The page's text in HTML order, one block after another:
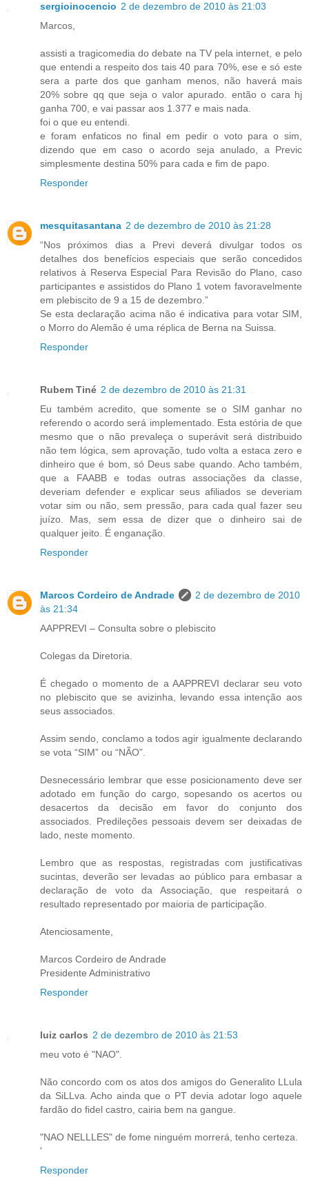
sergioinocencio 2 de dezembro de 2010 às 21:03
Marcos,
assisti a tragicomedia do debate na TV pela internet, e pelo
que entendi a respeito dos tais 40 para 70%, ese e só este
sera a parte dos que ganham menos, não haverá mais
20% sobre qq que seja o valor apurado. então o cara hj
ganha 700, e vai passar aos 1.377 e mais nada.
foi o que eu entendi.
e foram enfaticos no final em pedir o voto para o sim,
dizendo que em caso o acordo seja anulado, a Previc
simplesmente destina 50% para cada e fim de papo.
Responder
mesquitasantana 2 de dezembro de 2010 às 21:28
“Nos próximos dias a Previ deverá divulgar todos os
detalhes dos benefícios especiais que serão concedidos
relativos à Reserva Especial Para Revisão do Plano, caso
participantes e assistidos do Plano 1 votem favoravelmente
em plebiscito de 9 a 15 de dezembro.”
Se esta declaração acima não é indicativa para votar SIM,
o Morro do Alemão é uma réplica de Berna na Suissa.
Responder
Rubem Tiné 2 de dezembro de 2010 às 21:31
Eu também acredito, que somente se o SIM ganhar no
referendo o acordo será implementado. Esta estória de que
mesmo que o não prevaleça o superávit será distribuido
não tem lógica, sem aprovação, tudo volta a estaca zero e
dinheiro que é bom, só Deus sabe quando. Acho também,
que a FAABB e todas outras associações da classe,
deveriam defender e explicar seus afiliados se deveriam
votar sim ou não, sem pressão, para cada qual fazer seu
juízo. Mas, sem essa de dizer que o dinheiro sai de
qualquer jeito. É enganação.
Responder
Marcos Cordeiro de Andrade
2 de dezembro de 2010
às 21:34
AAPPREVI – Consulta sobre o plebiscito
Colegas da Diretoria.
É chegado o momento de a AAPPREVI declarar seu voto
no plebiscito que se avizinha, levando essa intenção aos
seus associados.
Assim sendo, conclamo a todos agir igualmente declarando
se vota “SIM” ou “NÃO”.
Desnecessário lembrar que esse posicionamento deve ser
adotado em função do cargo, sopesando os acertos ou
desacertos da decisão em favor do conjunto dos
associados. Predileções pessoais devem ser deixadas de
lado, neste momento.
Lembro que as respostas, registradas com justificativas
sucintas, deverão ser levadas ao público para embasar a
declaração de voto da Associação, que respeitará o
resultado representado por maioria de participação.
Atenciosamente,
Marcos Cordeiro de Andrade
Presidente Administrativo
Responder
luiz carlos 2 de dezembro de 2010 às 21:53
meu voto é "NAO".
Não concordo com os atos dos amigos do Generalito LLula
da SiLLva. Acho ainda que o PT devia adotar logo aquele
fardão do fidel castro, cairia bem na gangue.
"NAO NELLLES" de fome ninguém morrerá, tenho certeza.
'
Responder